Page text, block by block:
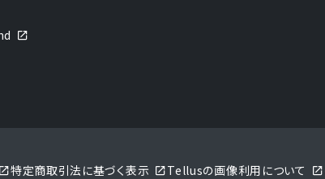
特定商取引法に基づく表示 Tellusの画像利用について